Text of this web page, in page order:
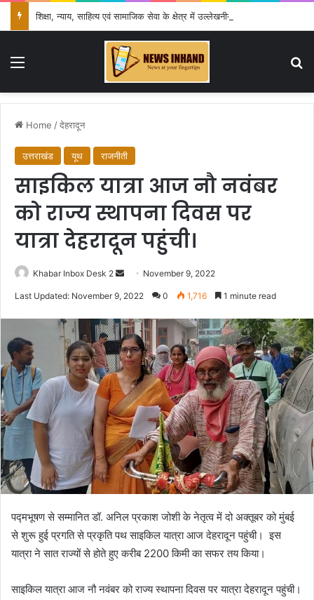
Menu
Home /देहरादून
उत्तराखंड यूथ राजनीती
साइकिल यात्रा आज नौ नवंबर
को राज्य स्थापना दिवस पर
यात्रा देहरादून पहुंची।
Khabar Inbox Desk 2
Send November 9, 2022
Last Updated: November 9, 2022 0 1,716 1 minute read
पद्मभूषण से सम्मानित डॉ. अनिल प्रकाश जोशी के नेतृत्व में दो अक्तूबर को मुंबई
से शुरू हुई प्रगति से प्रकृति पथ साइकिल यात्रा आज देहरादून पहुंची। इस
यात्रा ने सात राज्यों से होते हुए करीब 2200 किमी का सफर तय किया।
साइकिल यात्रा आज नौ नवंबर को राज्य स्थापना दिवस पर यात्रा देहरादून पहुंची।